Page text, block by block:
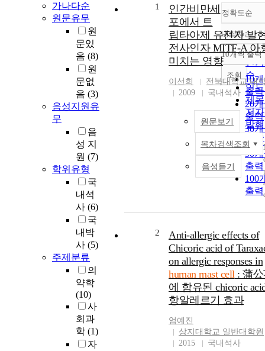
가나다순
원문유무
원
문있
음 (8)
원
문없
음 (3)
음성지원유
무
음
성 지
원 (7)
학위유형
국
내석
사 (6)
국
내박
사 (5)
주제분류
의
약학
(10)
사
회과
학 (1)
자
정확도순
정
순
인
순
연
제
저
발
관순
내림차순
내
10개씩 출력
10
출력
20
출력
30
출력
50
출력
100
출력
조회
1
인간비만세
포에서 트
립타아제 유전자 발
전사인자 MITF-A 아
미치는 영향
이선희
전북대학교 대
2009
국내석사
원문보기
목차검색조회
음성듣기
2
Anti‐allergic effects of
Chicoric acid of
on allergic responses in
human mast cell: 蒲公
에 함유된 chicoric
항알레르기 효과
엄예진
상지대학교 일반대학원
2015
국내석사